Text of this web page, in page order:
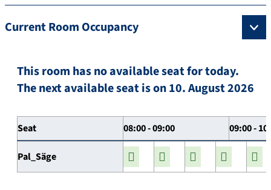
Current Room Occupancy
This room has no available seat for today.
The next available seat is on 10. August 2026
Seat 08:00 - 09:00 09:00 -
Pal_Säge